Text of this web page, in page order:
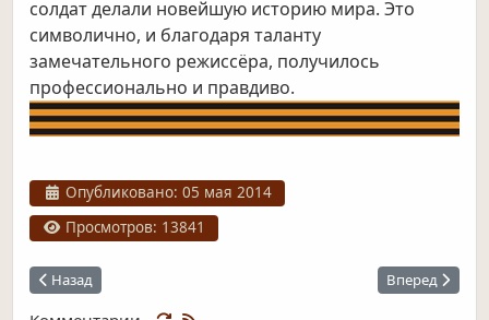
солдат делали новейшую историю мира. Это
символично, и благодаря таланту
замечательного режиссёра, получилось
профессионально и правдиво.
Информация о материале
Опубликовано: 05 мая 2014
Просмотров: 13841
Предыдущий: Курск. 9 мая 1945 года
Назад Следующий:
Вперед